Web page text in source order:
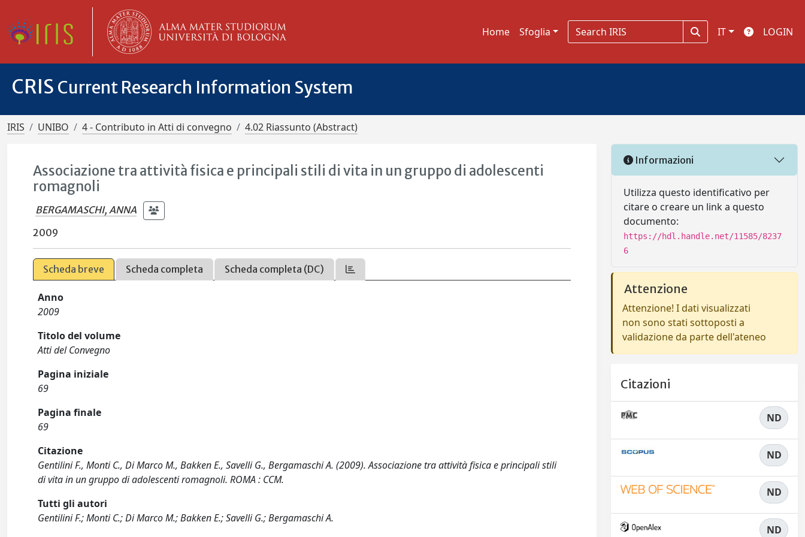
Home Sfoglia IT LOGIN
CRIS Current Research Information System
IRIS UNIBO 4 - Contributo in Atti di convegno 4.02 Riassunto (Abstract)
Associazione tra attività fisica e principali stili di vita in un gruppo di adolescenti
romagnoli
BERGAMASCHI, ANNA
2009
Scheda breve Scheda completa Scheda completa (DC)
Anno
2009
Titolo del volume
Atti del Convegno
Pagina iniziale
69
Pagina finale
69
Citazione
Gentilini F., Monti C., Di Marco M., Bakken E., Savelli G., Bergamaschi A. (2009). Associazione tra attività fisica e principali stili
di vita in un gruppo di adolescenti romagnoli. ROMA : CCM.
Tutti gli autori
Gentilini F.; Monti C.; Di Marco M.; Bakken E.; Savelli G.; Bergamaschi A.
Informazioni
Utilizza questo identificativo per
citare o creare un link a questo
documento:
https://hdl.handle.net/11585/8237
6
Attenzione
Attenzione! I dati visualizzati
non sono stati sottoposti a
validazione da parte dell'ateneo
Citazioni
ND
ND
ND
ND